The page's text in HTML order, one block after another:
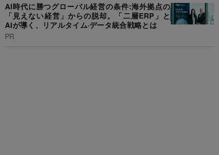
AI時代に勝つグローバル経営の条件:海外拠点の
「見えない経営」からの脱却。「二層ERP」と
AIが導く、リアルタイム·データ統合戦略とは
PR